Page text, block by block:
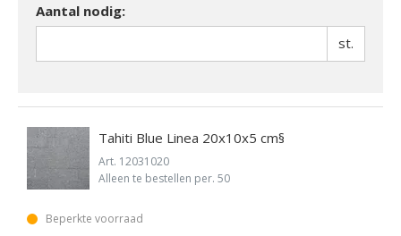
Aantal nodig:
st.
Tahiti Blue Linea 20x10x5 cm§
Art. 12031020
Alleen te bestellen per. 50
Beperkte voorraad